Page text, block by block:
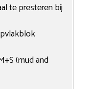
te presteren bij
(mud and